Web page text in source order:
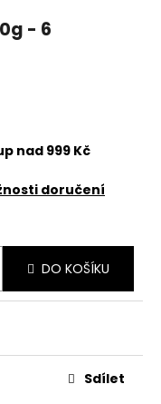
- 6
nad 999 Kč
doručení
DO KOŠÍKU
Sdílet